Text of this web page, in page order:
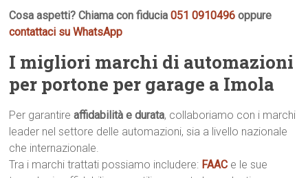
Cosa aspetti? Chiama con fiducia051 0910496 oppure
contattaci su WhatsApp
I migliori marchi di automazioni
per portone per garage a Imola
Per garantireaffidabilità e durata, collaboriamo con i marchi
leader nel settore delle automazioni, sia a livello nazionale
che internazionale.
Tra i marchi trattati possiamo includere: FAAC e le sue